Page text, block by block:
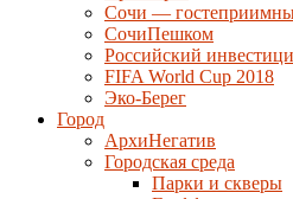
Сочи —
СочиПешком
Российский
FIFA World Cup 2018
Эко-Берег
Город
АрхиНегатив
Городская среда
Парки и скверы